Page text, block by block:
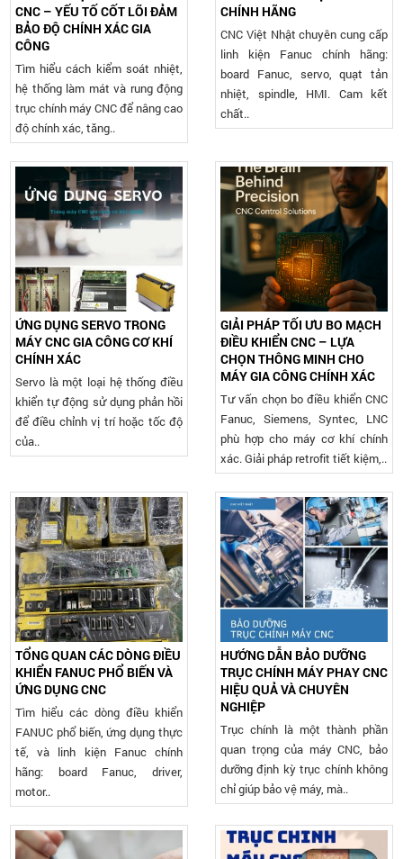
CNC – YẾU TỐ CỐT LÕI ĐẢM
BẢO ĐỘ CHÍNH XÁC GIA
CÔNG
Tìm hiểu cách kiểm soát nhiệt,
hệ thống làm mát và rung động
trục chính máy CNC để nâng cao
độ chính xác, tăng..
CHÍNH HÃNG
CNC Việt Nhật chuyên cung cấp
linh kiện Fanuc chính hãng:
board Fanuc, servo, quạt tản
nhiệt, spindle, HMI. Cam kết
chất..
ỨNG DỤNG SERVO TRONG
MÁY CNC GIA CÔNG CƠ KHÍ
CHÍNH XÁC
Servo là một loại hệ thống điều
khiển tự động sử dụng phản hồi
để điều chỉnh vị trí hoặc tốc độ
của..
GIẢI PHÁP TỐI ƯU BO MẠCH
ĐIỀU KHIỂN CNC – LỰA
CHỌN THÔNG MINH CHO
MÁY GIA CÔNG CHÍNH XÁC
Tư vấn chọn bo điều khiển CNC
Fanuc, Siemens, Syntec, LNC
phù hợp cho máy cơ khí chính
xác. Giải pháp retrofit tiết kiệm,..
TỔNG QUAN CÁC DÒNG ĐIỀU
KHIỂN FANUC PHỔ BIẾN VÀ
ỨNG DỤNG CNC
Tìm hiểu các dòng điều khiển
FANUC phổ biến, ứng dụng thực
tế, và linh kiện Fanuc chính
hãng: board Fanuc, driver,
motor..
HƯỚNG DẪN BẢO DƯỠNG
TRỤC CHÍNH MÁY PHAY CNC
HIỆU QUẢ VÀ CHUYÊN
NGHIỆP
Trục chính là một thành phần
quan trọng của máy CNC, bảo
dưỡng định kỳ trục chính không
chỉ giúp bảo vệ máy, mà..